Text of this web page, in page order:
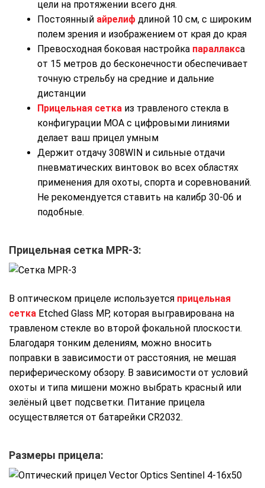
цели на протяжении всего дня.
Постоянный айрелиф длиной 10 см, с широким
полем зрения и изображением от края до края
Превосходная боковая настройка параллакса
от 15 метров до бесконечности обеспечивает
точную стрельбу на средние и дальние
дистанции
Прицельная сетка из травленого стекла в
конфигурации МОА с цифровыми линиями
делает ваш прицел умным
Держит отдачу 308WIN и сильные отдачи
пневматических винтовок во всех областях
применения для охоты, спорта и соревнований.
Не рекомендуется ставить на калибр 30-06 и
подобные.
Прицельная сетка MPR-3:
В оптическом прицеле используется прицельная
сетка Etched Glass MP, которая выгравирована на
травленом стекле во второй фокальной плоскости.
Благодаря тонким делениям, можно вносить
поправки в зависимости от расстояния, не мешая
периферическому обзору. В зависимости от условий
охоты и типа мишени можно выбрать красный или
зелёный цвет подсветки. Питание прицела
осуществляется от батарейки CR2032.
Размеры прицела: